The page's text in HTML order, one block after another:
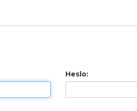
Heslo: